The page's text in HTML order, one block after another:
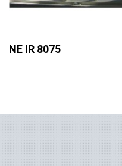
NE IR 8075